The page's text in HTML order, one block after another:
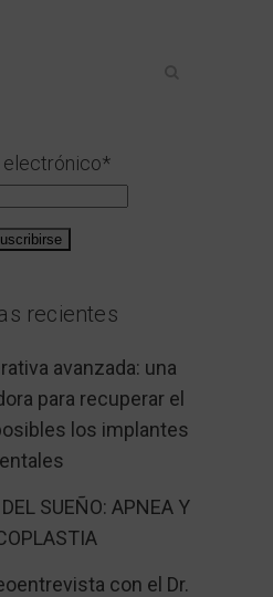
electrónico*
recientes
avanzada: una
para recuperar el
los implantes
SUEÑO: APNEA Y
con el Dr.